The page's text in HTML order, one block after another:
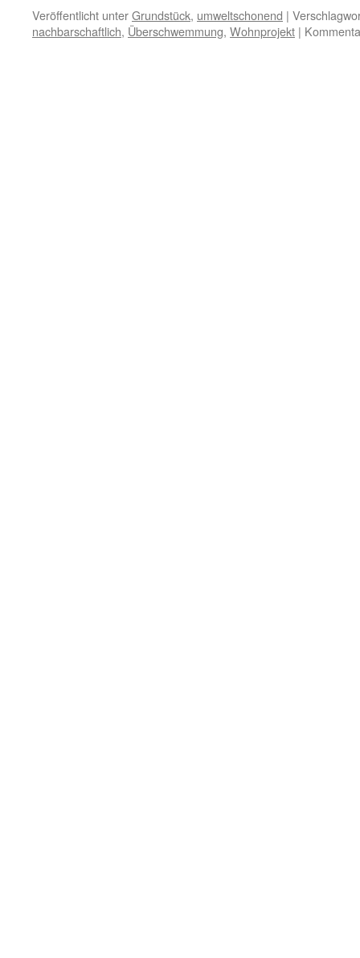
Veröffentlicht unterGrundstück, umweltschonend |
nachbarschaftlich, Überschwemmung, Wohnprojekt |